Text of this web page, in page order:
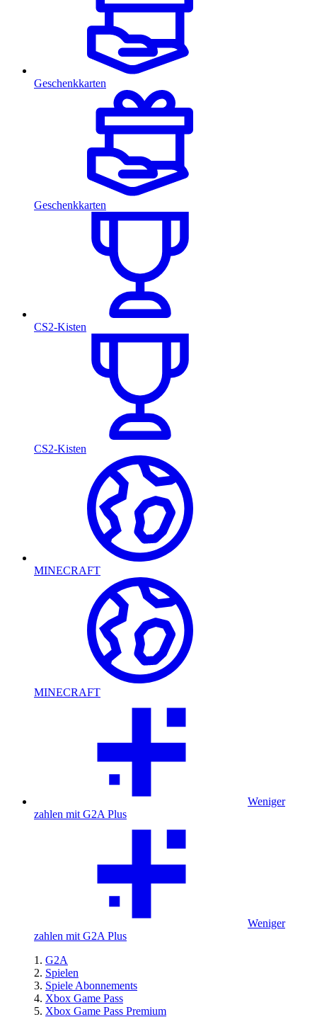
Geschenkkarten
Geschenkkarten
CS2-Kisten
CS2-Kisten
MINECRAFT
MINECRAFT
Weniger
zahlen mit G2A Plus
Weniger
zahlen mit G2A Plus
G2A
Spielen
Spiele Abonnements
Xbox Game Pass
Xbox Game Pass Premium